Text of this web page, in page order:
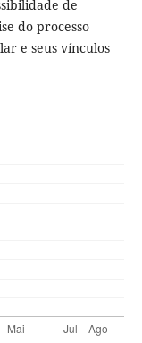
de
do processo
e seus vínculos